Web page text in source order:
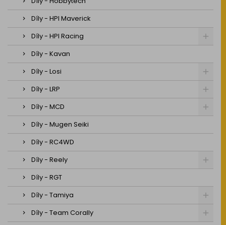
Díly - HPI Maverick
Díly - HPI Racing
Díly - Kavan
Díly - Losi
Díly - LRP
Díly - MCD
Díly - Mugen Seiki
Díly - RC4WD
Díly - Reely
Díly - RGT
Díly - Tamiya
Díly - Team Corally